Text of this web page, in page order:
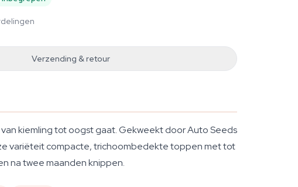
Verzending & retour
kiemling tot oogst gaat. Gekweekt door Auto Seeds
variëteit compacte, trichoombedekte toppen met tot
na twee maanden knippen.